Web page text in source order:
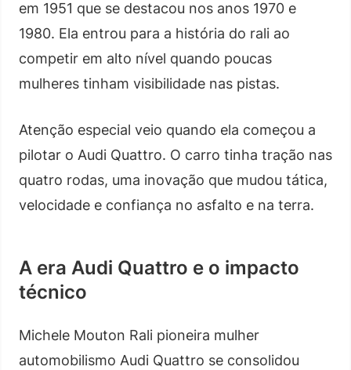
em 1951 que se destacou nos anos 1970 e
1980. Ela entrou para a história do rali ao
competir em alto nível quando poucas
mulheres tinham visibilidade nas pistas.
Atenção especial veio quando ela começou a
pilotar o Audi Quattro. O carro tinha tração nas
quatro rodas, uma inovação que mudou tática,
velocidade e confiança no asfalto e na terra.
A era Audi Quattro e o impacto
técnico
Michele Mouton Rali pioneira mulher
automobilismo Audi Quattro se consolidou